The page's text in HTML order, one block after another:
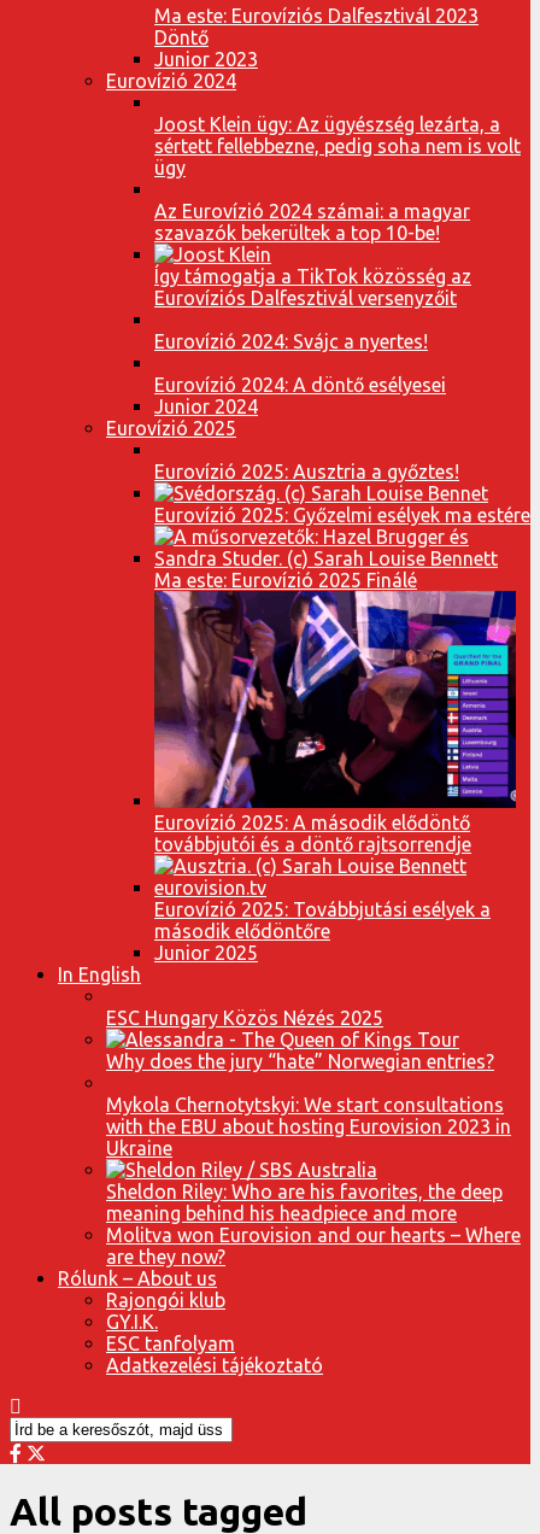
Ma este: Eurovíziós Dalfesztivál 2023
Döntő
Junior 2023
Eurovízió 2024
Joost Klein ügy: Az ügyészség lezárta, a
sértett fellebbezne, pedig soha nem is volt
ügy
Az Eurovízió 2024 számai: a magyar
szavazók bekerültek a top 10-be!
Így támogatja a TikTok közösség az
Eurovíziós Dalfesztivál versenyzőit
Eurovízió 2024: Svájc a nyertes!
Eurovízió 2024: A döntő esélyesei
Junior 2024
Eurovízió 2025
Eurovízió 2025: Ausztria a győztes!
Eurovízió 2025: Győzelmi esélyek ma estére
Ma este: Eurovízió 2025 Finálé
Eurovízió 2025: A második elődöntő
továbbjutói és a döntő rajtsorrendje
Eurovízió 2025: Továbbjutási esélyek a
második elődöntőre
Junior 2025
In English
ESC Hungary Közös Nézés 2025
Why does the jury “hate” Norwegian entries?
Mykola Chernotytskyi: We start consultations
with the EBU about hosting Eurovision 2023 in
Ukraine
Sheldon Riley: Who are his favorites, the deep
meaning behind his headpiece and more
Molitva won Eurovision and our hearts – Where
are they now?
Rólunk – About us
Rajongói klub
GY.I.K.
ESC tanfolyam
Adatkezelési tájékoztató
All posts tagged